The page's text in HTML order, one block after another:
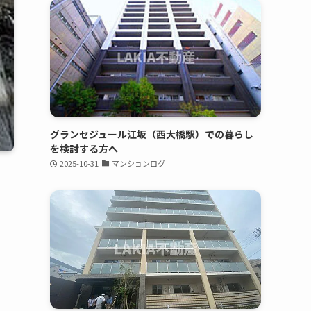
グランセジュール江坂（西大橋駅）での暮らし
を検討する方へ
2025-10-31 マンションログ